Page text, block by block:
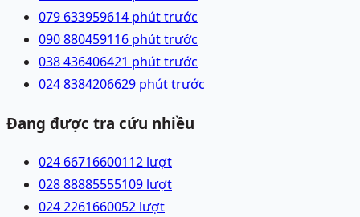
079 633959614 phút trước
090 880459116 phút trước
038 436406421 phút trước
024 8384206629 phút trước
Đang được tra cứu nhiều
024 66716600112 lượt
028 88885555109 lượt
024 2261660052 lượt